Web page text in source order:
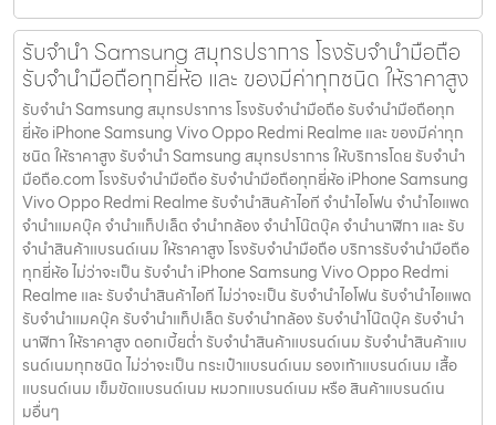
รับจำนำ Samsung สมุทรปราการ โรงรับจำนำมือถือ
รับจำนำมือถือทุกยี่ห้อ และ ของมีค่าทุกชนิด ให้ราคาสูง
รับจำนำ Samsung สมุทรปราการ โรงรับจำนำมือถือ รับจำนำมือถือทุก
ยี่ห้อ iPhone Samsung Vivo Oppo Redmi Realme และ ของมีค่าทุก
ชนิด ให้ราคาสูง รับจำนำ Samsung สมุทรปราการ ให้บริการโดย รับจํานํา
มือถือ.com โรงรับจำนำมือถือ รับจำนำมือถือทุกยี่ห้อ iPhone Samsung
Vivo Oppo Redmi Realme รับจำนำสินค้าไอที จำนำไอโฟน จำนำไอแพด
จำนำแมคบุ๊ค จำนำแท็ปเล็ต จำนำกล้อง จำนำโน๊ตบุ๊ค จำนำนาฬิกา และ รับ
จำนำสินค้าแบรนด์เนม ให้ราคาสูง โรงรับจำนำมือถือ บริการรับจำนำมือถือ
ทุกยี่ห้อ ไม่ว่าจะเป็น รับจำนำ iPhone Samsung Vivo Oppo Redmi
Realme และ รับจำนำสินค้าไอที ไม่ว่าจะเป็น รับจำนำไอโฟน รับจำนำไอแพด
รับจำนำแมคบุ๊ค รับจำนำแท็ปเล็ต รับจำนำกล้อง รับจำนำโน๊ตบุ๊ค รับจำนำ
นาฬิกา ให้ราคาสูง ดอกเบี้ยต่ำ รับจำนำสินค้าแบรนด์เนม รับจำนำสินค้าแบ
รนด์เนมทุกชนิด ไม่ว่าจะเป็น กระเป๋าแบรนด์เนม รองเท้าแบรนด์เนม เสื้อ
แบรนด์เนม เข็มขัดแบรนด์เนม หมวกแบรนด์เนม หรือ สินค้าแบรนด์เน
มอื่นๆ